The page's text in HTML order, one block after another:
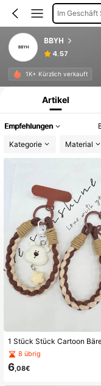
Im Geschäft
BBYH
4.57
1K+ Kürzlich verkauft
Produktinformation:
Artikel
Empfehlungen
Kategorie
Material
8 übrig
6,08€